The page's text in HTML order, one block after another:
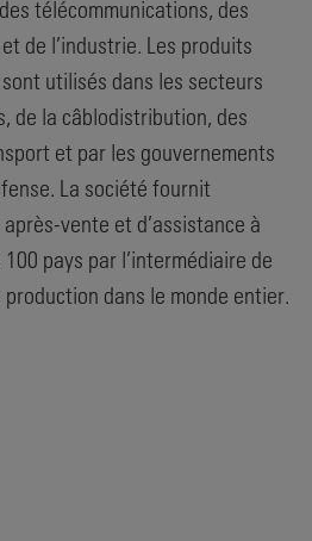
télécommunications, des
de l’industrie. Les produits
utilisés dans les secteurs
de la câblodistribution, des
et par les gouvernements
La société fournit
vente et d’assistance à
pays par l’intermédiaire de
dans le monde entier.